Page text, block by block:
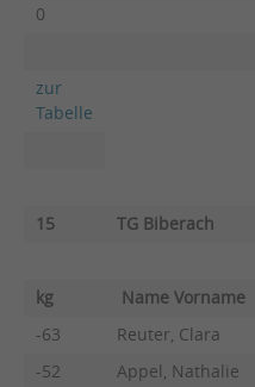
0
zur
Tabelle
15 TG Biberach
kg Name Vorname
-63
Reuter, Clara
-52
Appel, Nathalie